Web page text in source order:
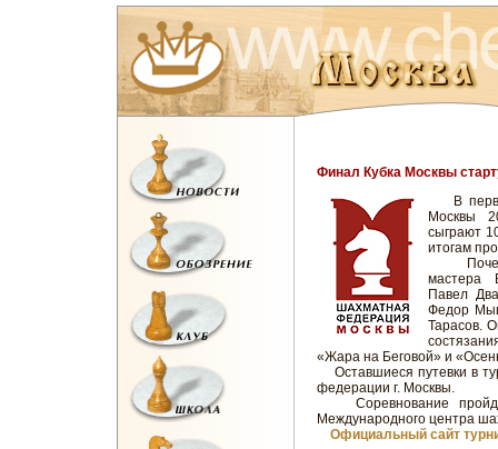
Финал Кубка Москвы
В
Москвы
сыграют
итогам
мастера
Павел
Федор
Тарасов.
«Жара на Беговой» и
Оставшиеся путевки в
федерации г. Москвы.
Соревнование
Международного центра
Официальный сайт